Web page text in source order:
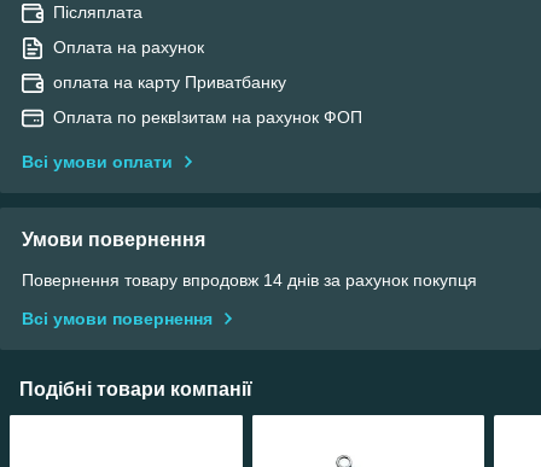
Післяплата
Оплата на рахунок
оплата на карту Приватбанку
Оплата по реквІзитам на рахунок ФОП
Всі умови оплати
Умови повернення
Повернення товару впродовж 14 днів за рахунок покупця
Всі умови повернення
Подібні товари компанії